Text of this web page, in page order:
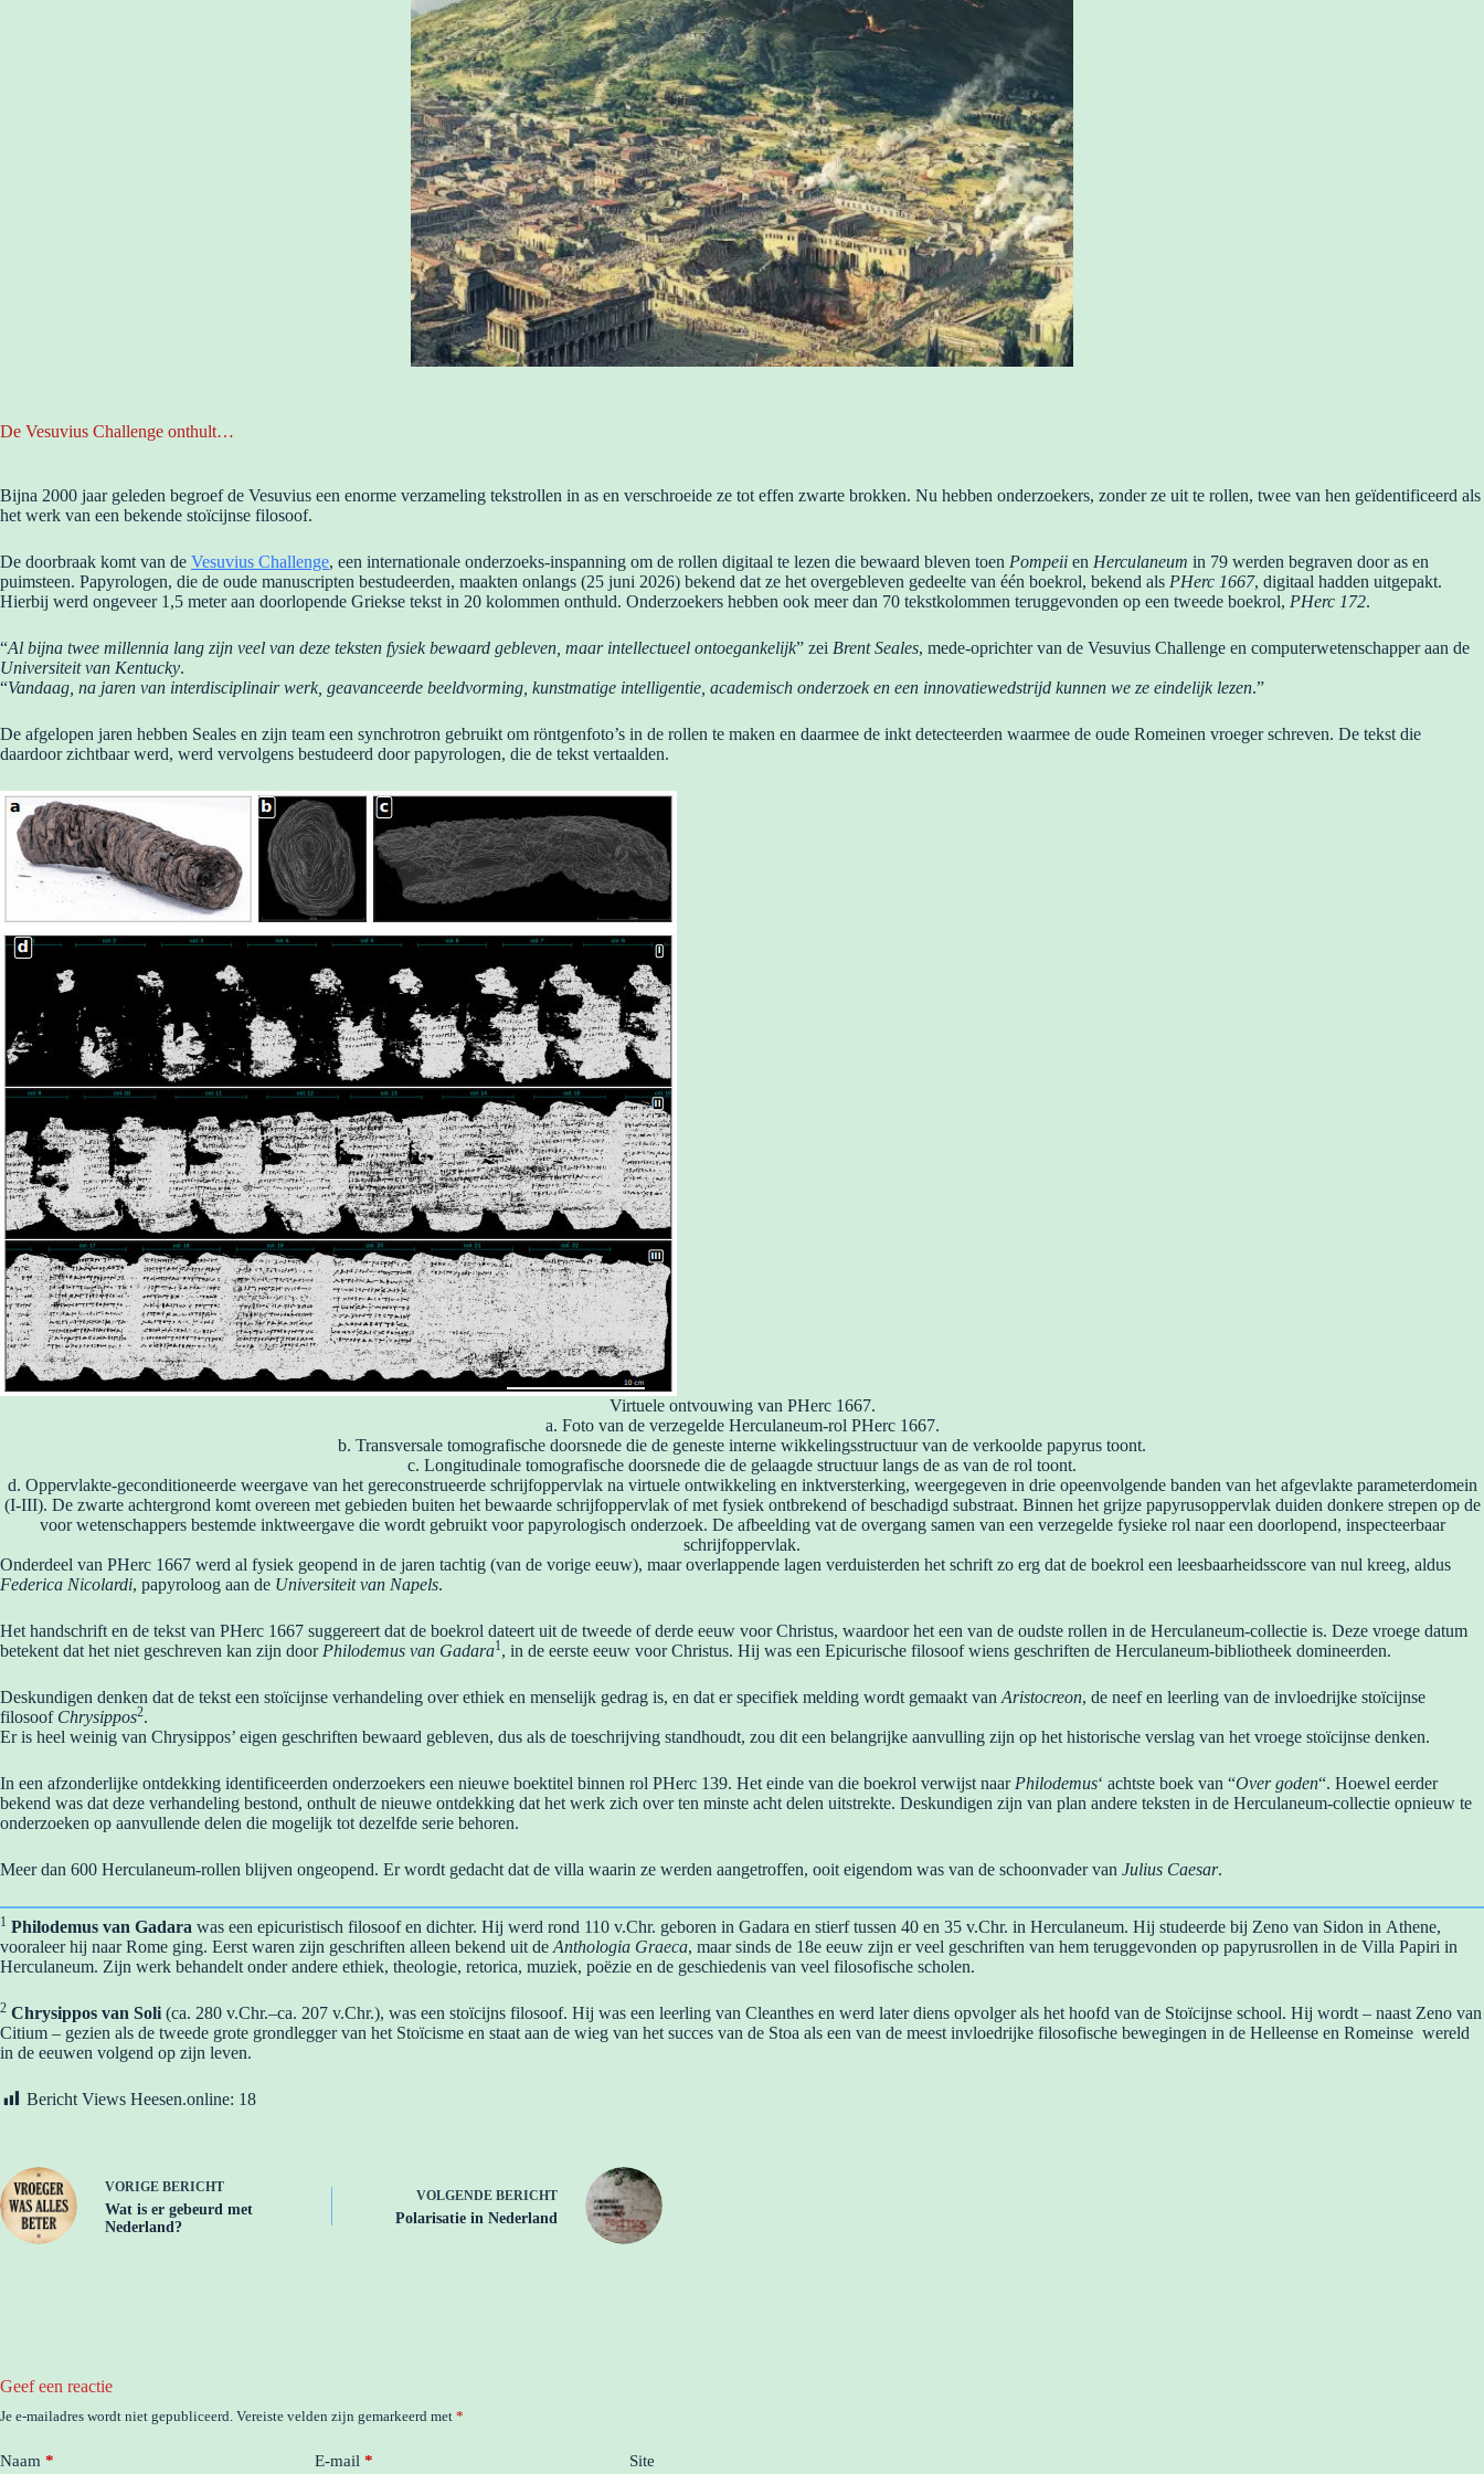
De Vesuvius Challenge onthult…
Bijna 2000 jaar geleden begroef de Vesuvius een enorme verzameling tekstrollen in as en verschroeide ze tot effen zwarte brokken. Nu hebben onderzoekers, zonder ze uit te rollen, twee van hen geïdentificeerd als
het werk van een bekende stoïcijnse filosoof.
De doorbraak komt van de Vesuvius Challenge, een internationale onderzoeks-inspanning om de rollen digitaal te lezen die bewaard bleven toen Pompeii en Herculaneum in 79 werden begraven door as en
puimsteen. Papyrologen, die de oude manuscripten bestudeerden, maakten onlangs (25 juni 2026) bekend dat ze het overgebleven gedeelte van één boekrol, bekend als PHerc 1667, digitaal hadden uitgepakt.
Hierbij werd ongeveer 1,5 meter aan doorlopende Griekse tekst in 20 kolommen onthuld. Onderzoekers hebben ook meer dan 70 tekstkolommen teruggevonden op een tweede boekrol, PHerc 172.
“Al bijna twee millennia lang zijn veel van deze teksten fysiek bewaard gebleven, maar intellectueel ontoegankelijk” zei Brent Seales, mede-oprichter van de Vesuvius Challenge en computerwetenschapper aan de
Universiteit van Kentucky.
“Vandaag, na jaren van interdisciplinair werk, geavanceerde beeldvorming, kunstmatige intelligentie, academisch onderzoek en een innovatiewedstrijd kunnen we ze eindelijk lezen.”
De afgelopen jaren hebben Seales en zijn team een synchrotron gebruikt om röntgenfoto’s in de rollen te maken en daarmee de inkt detecteerden waarmee de oude Romeinen vroeger schreven. De tekst die
daardoor zichtbaar werd, werd vervolgens bestudeerd door papyrologen, die de tekst vertaalden.
Virtuele ontvouwing van PHerc 1667.
a. Foto van de verzegelde Herculaneum-rol PHerc 1667.
b. Transversale tomografische doorsnede die de geneste interne wikkelingsstructuur van de verkoolde papyrus toont.
c. Longitudinale tomografische doorsnede die de gelaagde structuur langs de as van de rol toont.
d. Oppervlakte-geconditioneerde weergave van het gereconstrueerde schrijfoppervlak na virtuele ontwikkeling en inktversterking, weergegeven in drie opeenvolgende banden van het afgevlakte parameterdomein
(I-III). De zwarte achtergrond komt overeen met gebieden buiten het bewaarde schrijfoppervlak of met fysiek ontbrekend of beschadigd substraat. Binnen het grijze papyrusoppervlak duiden donkere strepen op de
voor wetenschappers bestemde inktweergave die wordt gebruikt voor papyrologisch onderzoek. De afbeelding vat de overgang samen van een verzegelde fysieke rol naar een doorlopend, inspecteerbaar
schrijfoppervlak.
Onderdeel van PHerc 1667 werd al fysiek geopend in de jaren tachtig (van de vorige eeuw), maar overlappende lagen verduisterden het schrift zo erg dat de boekrol een leesbaarheidsscore van nul kreeg, aldus
Federica Nicolardi, papyroloog aan de Universiteit van Napels.
Het handschrift en de tekst van PHerc 1667 suggereert dat de boekrol dateert uit de tweede of derde eeuw voor Christus, waardoor het een van de oudste rollen in de Herculaneum-collectie is. Deze vroege datum
betekent dat het niet geschreven kan zijn door Philodemus van Gadara1, in de eerste eeuw voor Christus. Hij was een Epicurische filosoof wiens geschriften de Herculaneum-bibliotheek domineerden.
Deskundigen denken dat de tekst een stoïcijnse verhandeling over ethiek en menselijk gedrag is, en dat er specifiek melding wordt gemaakt van Aristocreon, de neef en leerling van de invloedrijke stoïcijnse
filosoof Chrysippos2.
Er is heel weinig van Chrysippos’ eigen geschriften bewaard gebleven, dus als de toeschrijving standhoudt, zou dit een belangrijke aanvulling zijn op het historische verslag van het vroege stoïcijnse denken.
In een afzonderlijke ontdekking identificeerden onderzoekers een nieuwe boektitel binnen rol PHerc 139. Het einde van die boekrol verwijst naar Philodemus‘ achtste boek van “Over goden“. Hoewel eerder
bekend was dat deze verhandeling bestond, onthult de nieuwe ontdekking dat het werk zich over ten minste acht delen uitstrekte. Deskundigen zijn van plan andere teksten in de Herculaneum-collectie opnieuw te
onderzoeken op aanvullende delen die mogelijk tot dezelfde serie behoren.
Meer dan 600 Herculaneum-rollen blijven ongeopend. Er wordt gedacht dat de villa waarin ze werden aangetroffen, ooit eigendom was van de schoonvader van Julius Caesar.
1 Philodemus van Gadara was een epicuristisch filosoof en dichter. Hij werd rond 110 v.Chr. geboren in Gadara en stierf tussen 40 en 35 v.Chr. in Herculaneum. Hij studeerde bij Zeno van Sidon in Athene,
vooraleer hij naar Rome ging. Eerst waren zijn geschriften alleen bekend uit de Anthologia Graeca, maar sinds de 18e eeuw zijn er veel geschriften van hem teruggevonden op papyrusrollen in de Villa Papiri in
Herculaneum. Zijn werk behandelt onder andere ethiek, theologie, retorica, muziek, poëzie en de geschiedenis van veel filosofische scholen.
2 Chrysippos van Soli (ca. 280 v.Chr.–ca. 207 v.Chr.), was een stoïcijns filosoof. Hij was een leerling van Cleanthes en werd later diens opvolger als het hoofd van de Stoïcijnse school. Hij wordt – naast Zeno van
Citium – gezien als de tweede grote grondlegger van het Stoïcisme en staat aan de wieg van het succes van de Stoa als een van de meest invloedrijke filosofische bewegingen in de Helleense en Romeinse wereld
in de eeuwen volgend op zijn leven.
Bericht Views Heesen.online: 18
VORIGE BERICHT
Wat is er gebeurd met
Nederland?
VOLGENDE BERICHT
Polarisatie in Nederland
Geef een reactie
Je e-mailadres wordt niet gepubliceerd. Vereiste velden zijn gemarkeerd met *
Naam * E-mail * Site